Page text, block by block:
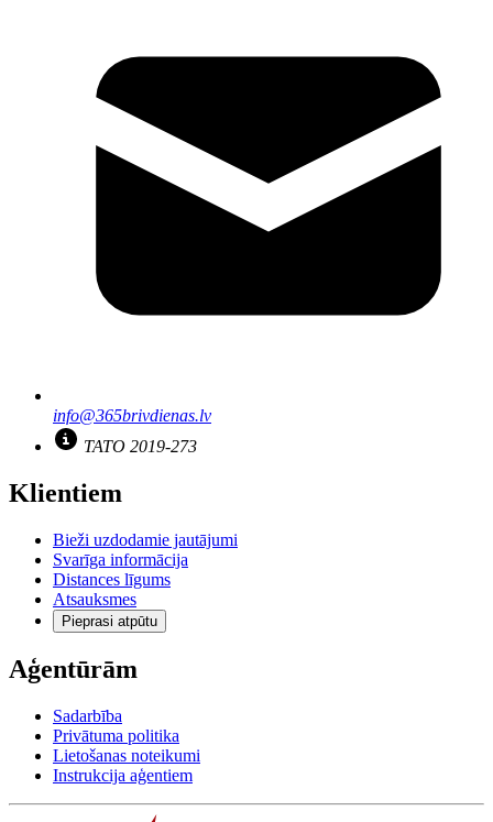
info@365brivdienas.lv
TATO 2019-273
Klientiem
Bieži uzdodamie jautājumi
Svarīga informācija
Distances līgums
Atsauksmes
Pieprasi atpūtu
Aģentūrām
Sadarbība
Privātuma politika
Lietošanas noteikumi
Instrukcija aģentiem